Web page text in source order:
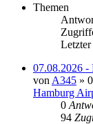
Themen
07.08.2026 -
von A345 »
Hamburg
0
94